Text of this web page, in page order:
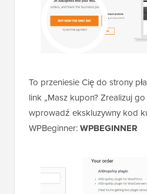
To przeniesie Cię do strony
link „Masz kupon? Zrealizuj
wprowadź ekskluzywny kod
WPBeginner:WPBEGINNER